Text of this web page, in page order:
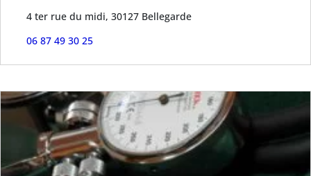
4 ter rue du midi, 30127 Bellegarde
06 87 49 30 25